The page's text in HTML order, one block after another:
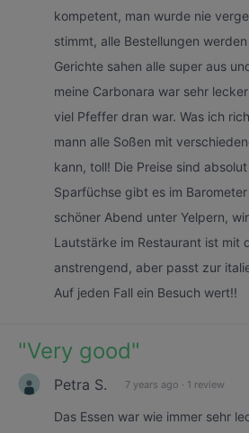
kompetent, man wurde nie
stimmt, alle Bestellungen
Gerichte sahen alle super aus
meine Carbonara war sehr
viel Pfeffer dran war. Was ich
mann alle Soßen mit
kann, toll! Die Preise sind
Sparfüchse gibt es im
schöner Abend unter Yelpern,
Lautstärke im Restaurant ist mit
anstrengend, aber passt zur
Auf jeden Fall ein Besuch wert!!
"Very good"
Petra S. 7 years ago · 1 review
Das Essen war wie immer sehr